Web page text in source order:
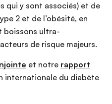
qui y sont associés) et de
2 et de l’obésité, en
boissons ultra-
de risque majeurs.
et notre rapport
internationale du diabète